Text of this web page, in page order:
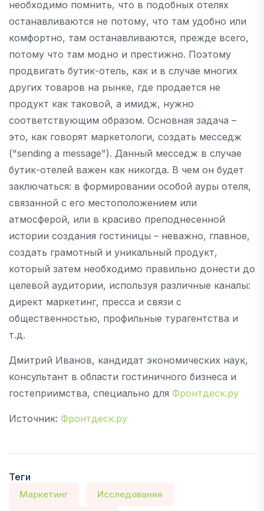
необходимо помнить, что в подобных отелях
останавливаются не потому, что там удобно или
комфортно, там останавливаются, прежде всего,
потому что там модно и престижно. Поэтому
продвигать бутик-отель, как и в случае многих
других товаров на рынке, где продается не
продукт как таковой, а имидж, нужно
соответствующим образом. Основная задача –
это, как говорят маркетологи, создать месседж
("sending a message"). Данный месседж в случае
бутик-отелей важен как никогда. В чем он будет
заключаться: в формировании особой ауры отеля,
связанной с его местоположением или
атмосферой, или в красиво преподнесенной
истории создания гостиницы – неважно, главное,
создать грамотный и уникальный продукт,
который затем необходимо правильно донести до
целевой аудитории, используя различные каналы:
директ маркетинг, пресса и связи с
общественностью, профильные турагентства и
т.д.
Дмитрий Иванов, кандидат экономических наук,
консультант в области гостиничного бизнеса и
гостеприимства, специально для Фронтдеск.ру
Источник: Фронтдеск.ру
Теги
Маркетинг Исследования